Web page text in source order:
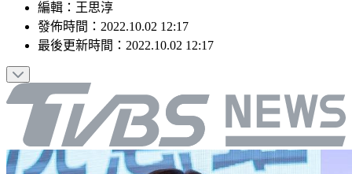
編輯 ： 王思淳
發佈時間： 2022.10.02 12:17
最後更新時間： 2022.10.02 12:17